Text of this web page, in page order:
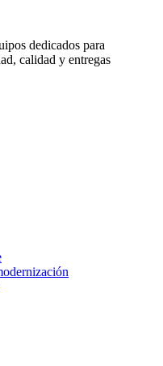
dedicados para
calidad y entregas